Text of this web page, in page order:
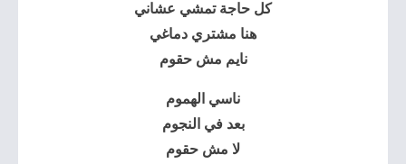
كل حاجة تمشي عشاني
هنا مشتري دماغي
نايم مش حقوم
ناسي الهموم
بعد في النجوم
لا مش حقوم